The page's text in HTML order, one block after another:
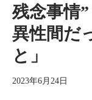
残念事情
異性間だ
と」
2023年6月24日